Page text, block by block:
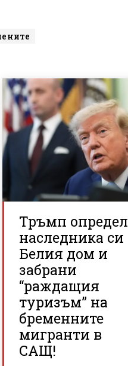
Тръмп
наследника си
Белия дом и
забрани
“раждащия
туризъм” на
бременните
мигранти в
САЩ!